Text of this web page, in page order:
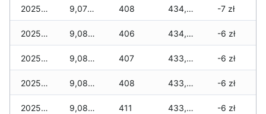
2025-12-10 9,070 zł 408 434,495 zł -7 zł
2025-12-09 9,080 zł 406 434,095 zł -6 zł
2025-12-08 9,080 zł 407 433,620 zł -6 zł
2025-12-07 9,080 zł 408 433,540 zł -6 zł
2025-12-06 9,085 zł 411 433,335 zł -6 zł